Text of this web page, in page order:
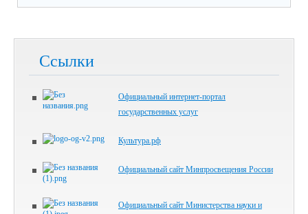
Ссылки
Официальный интернет-портал
государственных услуг
Культура.рф
Официальный сайт Минпросвещения России
Официальный сайт Министерства науки и